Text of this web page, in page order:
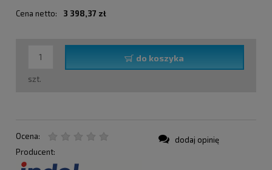
Cena netto: 3 398,37 zł
szt.
do koszyka
Ocena:
Producent:
dodaj opinię